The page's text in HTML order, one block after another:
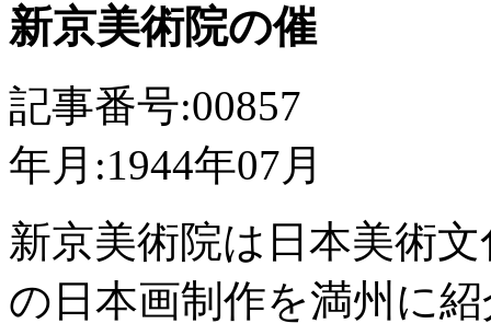
新京美術院の催
記事番号:00857
年月:1944年07月
新京美術院は日本美術
の日本画制作を満州に